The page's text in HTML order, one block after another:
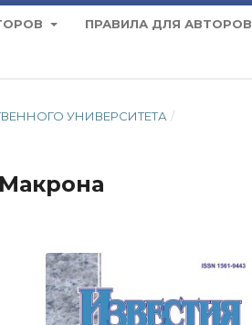
ПРАВИЛА ДЛЯ АВТОРОВ
УНИВЕРСИТЕТА /